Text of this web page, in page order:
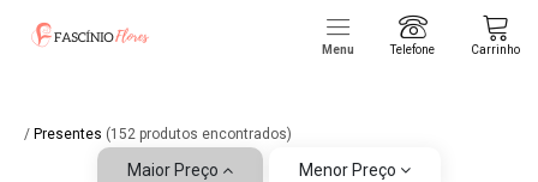
Menu Telefone Carrinho
/ Presentes (152 produtos encontrados)
Maior Preço Menor Preço